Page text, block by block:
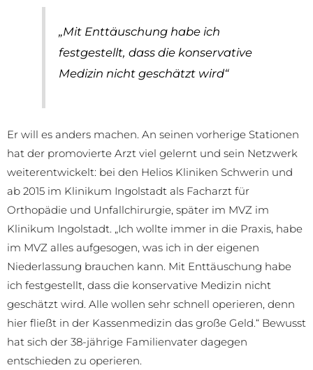
„Mit Enttäuschung habe ich
festgestellt, dass die konservative
Medizin nicht geschätzt wird“
Er will es anders machen. An seinen vorherige Stationen
hat der promovierte Arzt viel gelernt und sein Netzwerk
weiterentwickelt: bei den Helios Kliniken Schwerin und
ab 2015 im Klinikum Ingolstadt als Facharzt für
Orthopädie und Unfallchirurgie, später im MVZ im
Klinikum Ingolstadt. „Ich wollte immer in die Praxis, habe
im MVZ alles aufgesogen, was ich in der eigenen
Niederlassung brauchen kann. Mit Enttäuschung habe
ich festgestellt, dass die konservative Medizin nicht
geschätzt wird. Alle wollen sehr schnell operieren, denn
hier fließt in der Kassenmedizin das große Geld.“ Bewusst
hat sich der 38-jährige Familienvater dagegen
entschieden zu operieren.